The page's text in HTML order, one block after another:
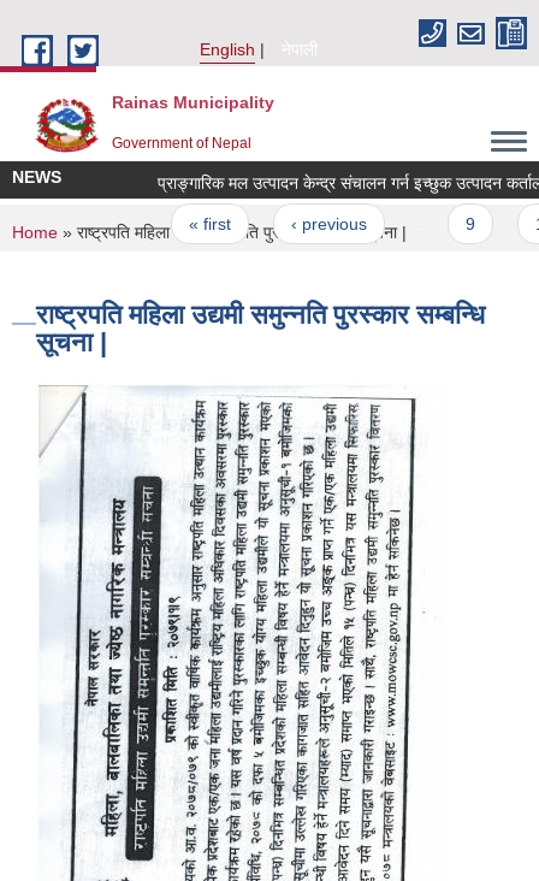
English
नेपाली
Rainas Municipality
Government of Nepal
NEWS
Pages
« first ‹ previous …
You are here
Home » राष्ट्रपति महिला उद्यमी समुन्नति पुरस्कार सम्बन्धि सूचना |
राष्ट्रपति महिला उद्यमी समुन्नति पुरस्कार सम्बन्धि
सूचना |